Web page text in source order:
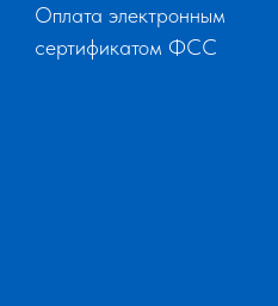
Оплата электронным
сертификатом ФСС